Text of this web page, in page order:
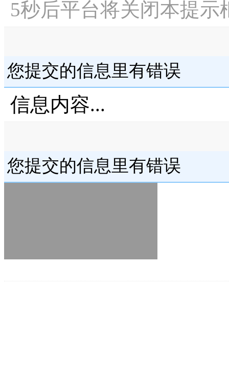
5秒后平台将关闭本提示
您提交的信息里有错误
信息内容...
您提交的信息里有错误